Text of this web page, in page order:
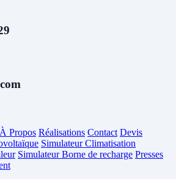
À Propos Réalisations Contact Devis
Simulateur Climatisation
Simulateur Borne de recharge Presses